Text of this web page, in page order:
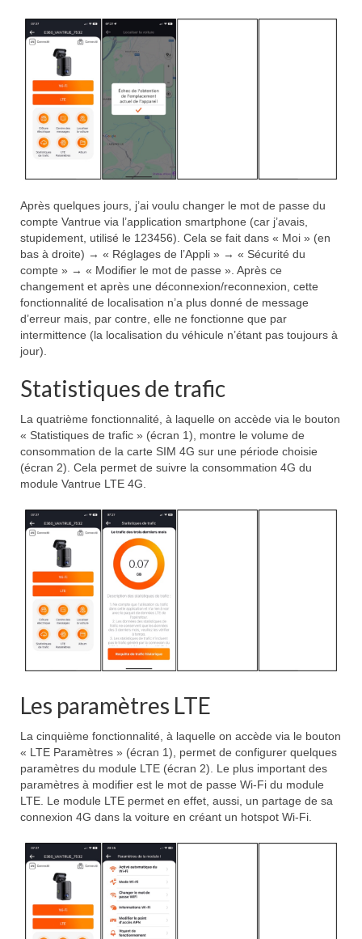
Après quelques jours, j’ai voulu changer le mot de passe du
compte Vantrue via l’application smartphone (car j’avais,
stupidement, utilisé le 123456). Cela se fait dans « Moi » (en
bas à droite) → « Réglages de l’Appli » → « Sécurité du
compte » → « Modifier le mot de passe ». Après ce
changement et après une déconnexion/reconnexion, cette
fonctionnalité de localisation n’a plus donné de message
d’erreur mais, par contre, elle ne fonctionne que par
intermittence (la localisation du véhicule n’étant pas toujours à
jour).
Statistiques de trafic
La quatrième fonctionnalité, à laquelle on accède via le bouton
« Statistiques de trafic » (écran 1), montre le volume de
consommation de la carte SIM 4G sur une période choisie
(écran 2). Cela permet de suivre la consommation 4G du
module Vantrue LTE 4G.
Les paramètres LTE
La cinquième fonctionnalité, à laquelle on accède via le bouton
« LTE Paramètres » (écran 1), permet de configurer quelques
paramètres du module LTE (écran 2). Le plus important des
paramètres à modifier est le mot de passe Wi-Fi du module
LTE. Le module LTE permet en effet, aussi, un partage de sa
connexion 4G dans la voiture en créant un hotspot Wi-Fi.